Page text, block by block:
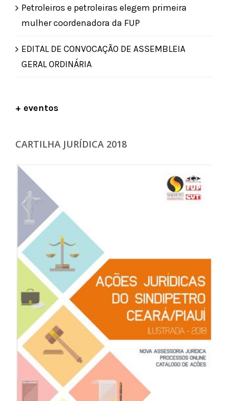
Petroleiros e petroleiras elegem primeira
mulher coordenadora da FUP
EDITAL DE CONVOCAÇÃO DE ASSEMBLEIA
GERAL ORDINÁRIA
+ eventos
CARTILHA JURÍDICA 2018